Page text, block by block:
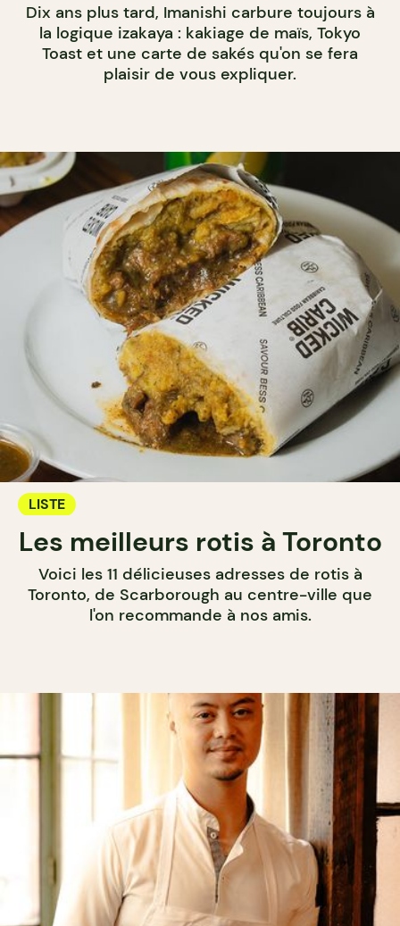
Dix ans plus tard, Imanishi carbure toujours à
la logique izakaya : kakiage de maïs, Tokyo
Toast et une carte de sakés qu'on se fera
plaisir de vous expliquer.
LISTE
Les meilleurs rotis à Toronto
Voici les 11 délicieuses adresses de rotis à
Toronto, de Scarborough au centre-ville que
l'on recommande à nos amis.